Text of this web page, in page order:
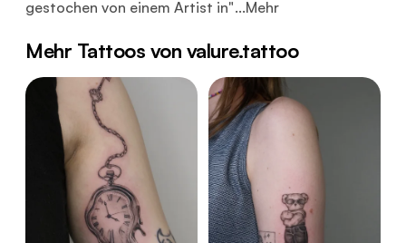
gestochen von einem Artist in"...Mehr
Mehr Tattoos von valure.tattoo